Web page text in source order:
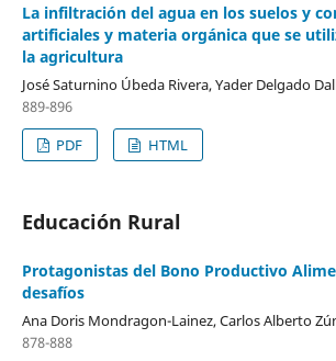
La infiltración del agua en los suelos y
artificiales y materia orgánica que se
la agricultura
José Saturnino Úbeda Rivera, Yader Delgado
889-896
PDF
HTML
Educación Rural
Protagonistas del Bono Productivo
desafíos
Ana Doris Mondragon-Lainez, Carlos Alberto
878-888